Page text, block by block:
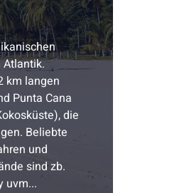
Atlantik.
km langen
Punta Cana
die
Beliebte
und
sind zb.
uvm...